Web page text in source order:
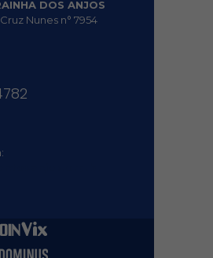
DOS ANJOS
Nunes n° 7954